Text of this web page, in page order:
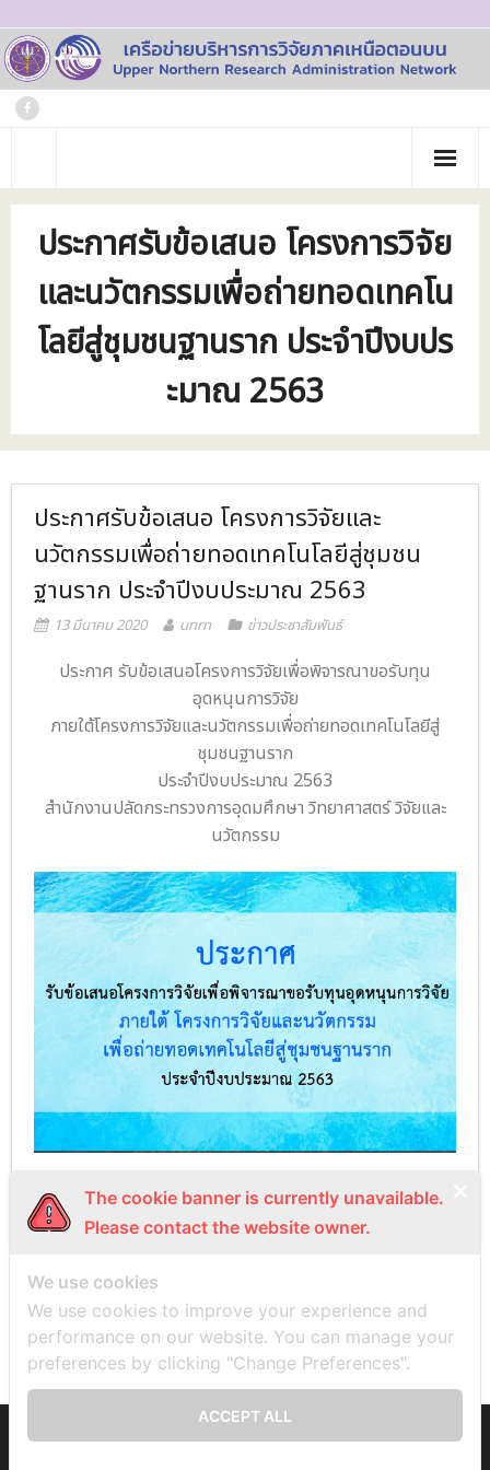
Skip
to
content
หน้าแรก
เกี่ยวกับเรา
- ประวัติเครือข่าย
- คณะทำงาน
- ภารกิจเครือข่าย
- CE
- Privacy Policy
ข่าวประชาสัมพันธ์
ภาพกิจกรรม
ติดต่อเรา
ประกาศรับข้อเสนอ โครงการวิจัย
และนวัตกรรมเพื่อถ่ายทอดเทคโน
โลยีสู่ชุมชนฐานราก ประจำปีงบปร
ะมาณ 2563
ประกาศรับข้อเสนอ โครงการวิจัยและ
นวัตกรรมเพื่อถ่ายทอดเทคโนโลยีสู่ชุมชน
ฐานราก ประจำปีงบประมาณ 2563
13 มีนาคม 2020 unrn ข่าวประชาสัมพันธ์
ประกาศ รับข้อเสนอโครงการวิจัยเพื่อพิจารณาขอรับทุน
อุดหนุนการวิจัย
ภายใต้โครงการวิจัยและนวัตกรรมเพื่อถ่ายทอดเทคโนโลยีสู่
ชุมชนฐานราก
ประจำปีงบประมาณ 2563
สำนักงานปลัดกระทรวงการอุดมศึกษา วิทยาศาสตร์ วิจัยและ
นวัตกรรม
รายละเอียดแบบฟอร์ม
PREVIOUS NEXT
The cookie banner is currently unavailable.
Please contact the website owner.
We use cookies
We use cookies to improve your experience and
performance on our website. You can manage your
preferences by clicking "Change Preferences".
ACCEPT ALL